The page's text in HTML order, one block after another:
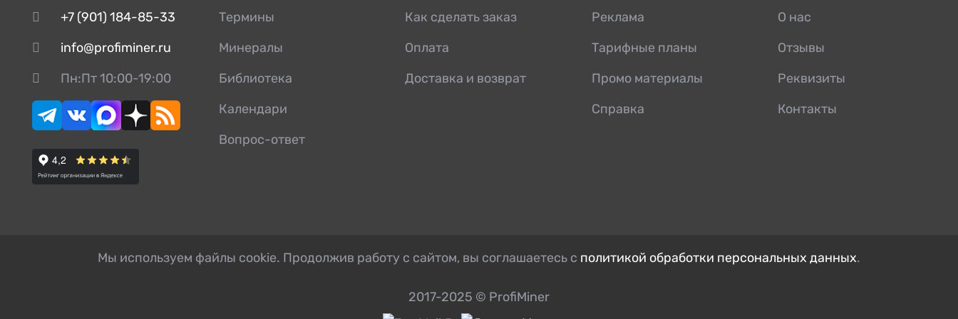
Крышка
Крышка стакана
Крышка щеки
Масленка
Модуль резольвера
Накладка
+7 (901) 184-85-33
info@profiminer.ru
Пн:Пт 10:00-19:00
Термины
Минералы
Библиотека
Календари
Вопрос-ответ
Как сделать заказ
Оплата
Доставка и возврат
Реклама
Тарифные планы
Промо материалы
Справка
О нас
Отзывы
Реквизиты
Контакты
Мы используем файлы cookie. Продолжив работу с сайтом, вы соглашаетесь с политикой обработки персональных данных.
2017-2025 © ProfiMiner